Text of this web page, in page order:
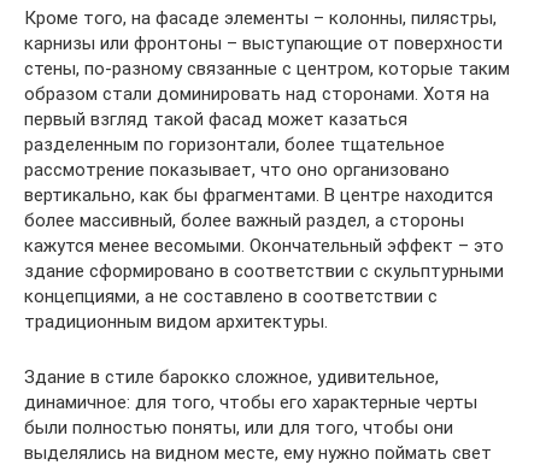
Кроме того, на фасаде элементы – колонны, пилястры,
карнизы или фронтоны – выступающие от поверхности
стены, по-разному связанные с центром, которые таким
образом стали доминировать над сторонами. Хотя на
первый взгляд такой фасад может казаться
разделенным по горизонтали, более тщательное
рассмотрение показывает, что оно организовано
вертикально, как бы фрагментами. В центре находится
более массивный, более важный раздел, а стороны
кажутся менее весомыми. Окончательный эффект – это
здание сформировано в соответствии с скульптурными
концепциями, а не составлено в соответствии с
традиционным видом архитектуры.
Здание в стиле барокко сложное, удивительное,
динамичное: для того, чтобы его характерные черты
были полностью поняты, или для того, чтобы они
выделялись на видном месте, ему нужно поймать свет